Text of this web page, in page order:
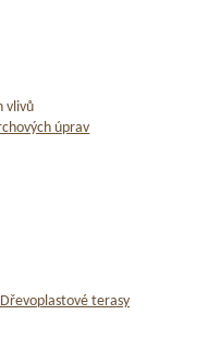
vlivů
úprav
Dřevoplastové terasy